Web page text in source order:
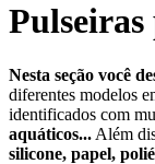
Pulseiras
Nesta seção você
diferentes modelos
identificados com
aquáticos... Além
silicone, papel,